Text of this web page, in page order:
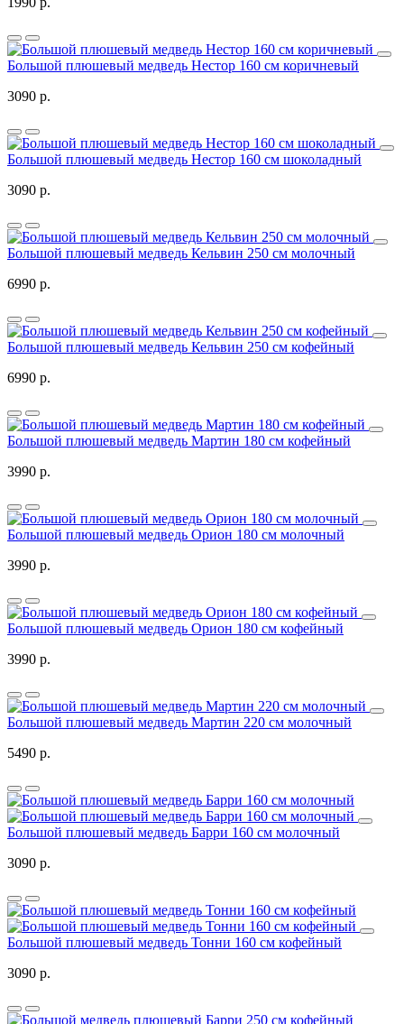
Большой плюшевый медведь Нестор 160 см коричневый
3090 р.
Большой плюшевый медведь Нестор 160 см шоколадный
3090 р.
Большой плюшевый медведь Кельвин 250 см молочный
6990 р.
Большой плюшевый медведь Кельвин 250 см кофейный
6990 р.
Большой плюшевый медведь Мартин 180 см кофейный
3990 р.
Большой плюшевый медведь Орион 180 см молочный
3990 р.
Большой плюшевый медведь Орион 180 см кофейный
3990 р.
Большой плюшевый медведь Мартин 220 см молочный
5490 р.
Большой плюшевый медведь Барри 160 см молочный
3090 р.
Большой плюшевый медведь Тонни 160 см кофейный
3090 р.